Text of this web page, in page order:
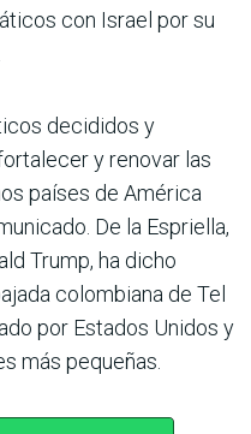
con Israel por su
decididos y
y renovar las
países de América
De la Espriella,
Trump, ha dicho
colombiana de Tel
por Estados Unidos y
más pequeñas.